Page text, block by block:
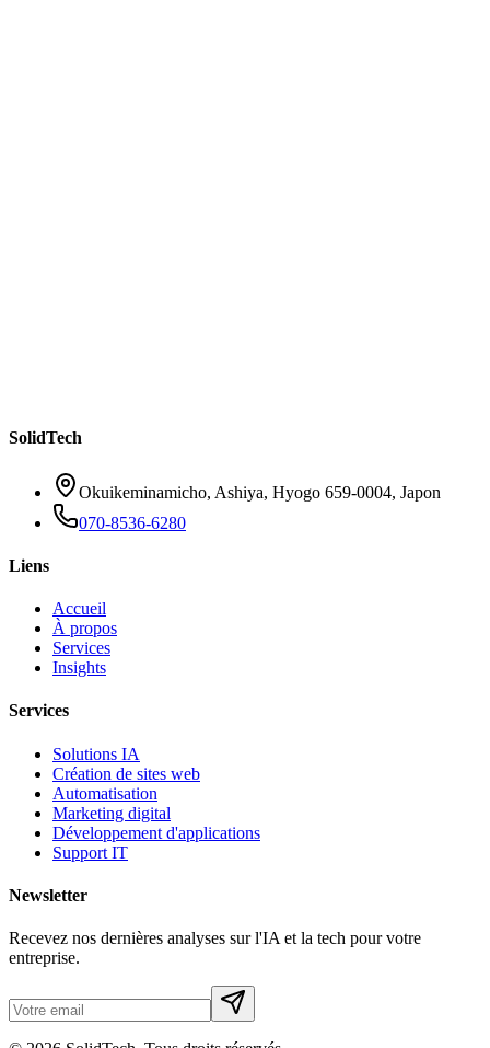
Lire la suite
SolidTech
Okuikeminamicho, Ashiya, Hyogo 659-0004, Japon
070-8536-6280
Liens
Accueil
À propos
Services
Insights
Services
Solutions IA
Création de sites web
Automatisation
Marketing digital
Développement d'applications
Support IT
Newsletter
Recevez nos dernières analyses sur l'IA et la tech pour votre
entreprise.